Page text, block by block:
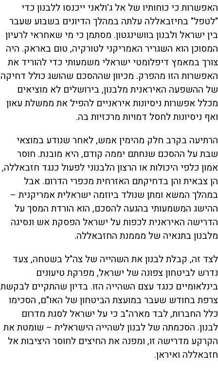
האפשרות כי כוחותיו של אל ג'ולאני ייכנסו ללבנון כדי
"לטפל" בחיזבאללה עלתה במהלך הדיונים בשבוע שעבר
בין ישראל ולבנון בוושינגטון. מסתמן כי מי שאחראי לרעיון
המסוכן הוא השגריר האמריקני לטורקיה, טום באראק. היה
צורך במאמץ דיפלומטי ישראלי משמעותי כדי להוריד את
האפשרות הזו מהפרק. מכיוון שההסכם שהושג כולל דחיקה
של ההשפעה האיראנית מלבנון, בירושלים לא מוציאים
מכלל אפשרות ניסיונות איראניים להפיל את ממשלת עאון
ואף ניסיונות לחסל דמויות מרכזיות בה.
הרתיעה בקרב חלק מהימין אמש, לאחר שנודע במוצאי
שבת על ההסכם שנחתם יממה קודם, היא מובנת. חוסר
אמון כלפי היכולות או הרצון הלבנוני לפעול כנגד חזבאללה,
הן צבאית והן בדחיקתם האזרחית מכפרי הדרום. אבל
במהלך המשא ומתן שנולד ביוזמה ישראלית אמריקנית –
ההישג המשמעותי בהגעה להסכם, הוא הורדת המסך על
הדרישה האיראנית לכפות על ישראל הפסקת אש ונסיגה
מלבנון בתנאיה של מממנת החזבאללה.
לצד זה, קבלת לבנון את השהייה של צה"ל בשטחה, צעד
נדרש לביטחון צפונה של ישראל, מפרקת טיעונים
בינלאומיים כנגד עצם השהייה הזו. בדיון שהתקיים לבקשת
צרפת בחודש שעבר במועצת הביטחון של האו"ם, הסכימו
כלל החברות, לבד מארה"ב כי על ישראל לסגת מדרום
לבנון. הסכמתה של לבנון לשהייה הישראלית – שומטת את
הקרקע מדרישה זו, ומפנה את החיצים לחוסר היציבות אל
חזבאללה ואיראן.